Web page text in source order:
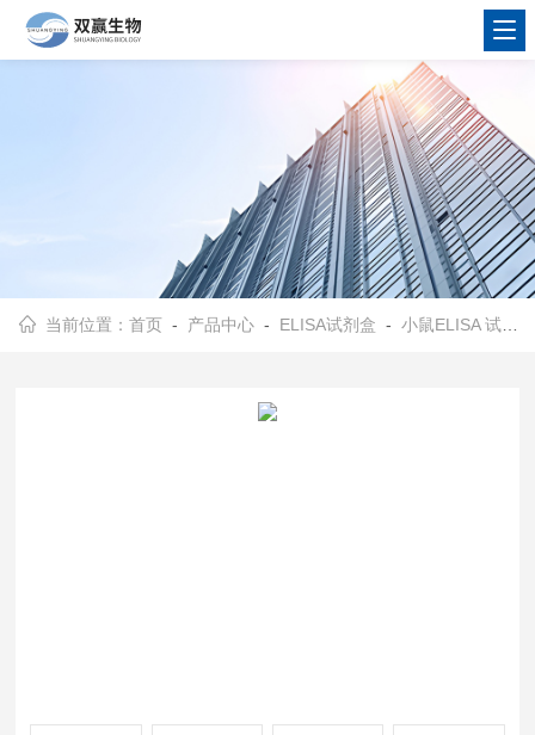
当前位置：首页 - 产品中心 - ELISA试剂盒 -小鼠ELISA 试剂盒